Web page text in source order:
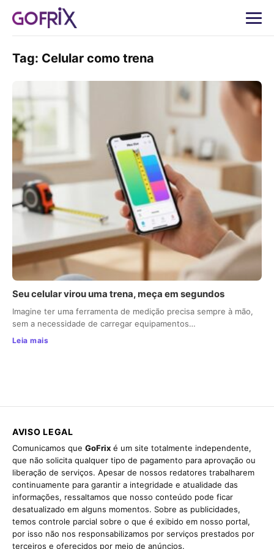
Tag: Celular como trena
Seu celular virou uma trena, meça em segundos
Imagine ter uma ferramenta de medição precisa sempre à mão,
sem a necessidade de carregar equipamentos…
Leia mais
AVISO LEGAL
Comunicamos que GoFrix é um site totalmente independente,
que não solicita qualquer tipo de pagamento para aprovação ou
liberação de serviços. Apesar de nossos redatores trabalharem
continuamente para garantir a integridade e atualidade das
informações, ressaltamos que nosso conteúdo pode ficar
desatualizado em alguns momentos. Sobre as publicidades,
temos controle parcial sobre o que é exibido em nosso portal,
por isso não nos responsabilizamos por serviços prestados por
terceiros e oferecidos por meio de anúncios.